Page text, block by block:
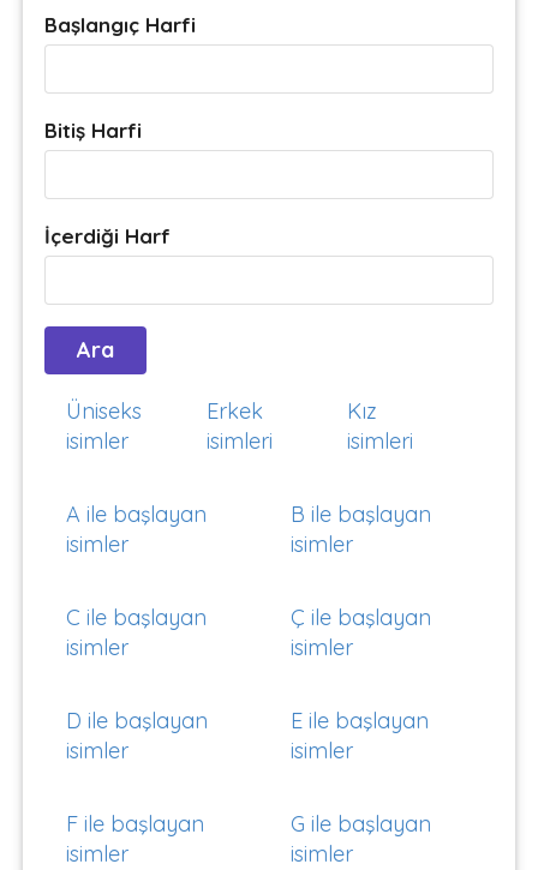
Başlangıç Harfi
Bitiş Harfi
İçerdiği Harf
Üniseks
isimler
Erkek
isimleri
Kız
isimleri
A ile başlayan
isimler
B ile başlayan
isimler
C ile başlayan
isimler
Ç ile başlayan
isimler
D ile başlayan
isimler
E ile başlayan
isimler
F ile başlayan
isimler
G ile başlayan
isimler